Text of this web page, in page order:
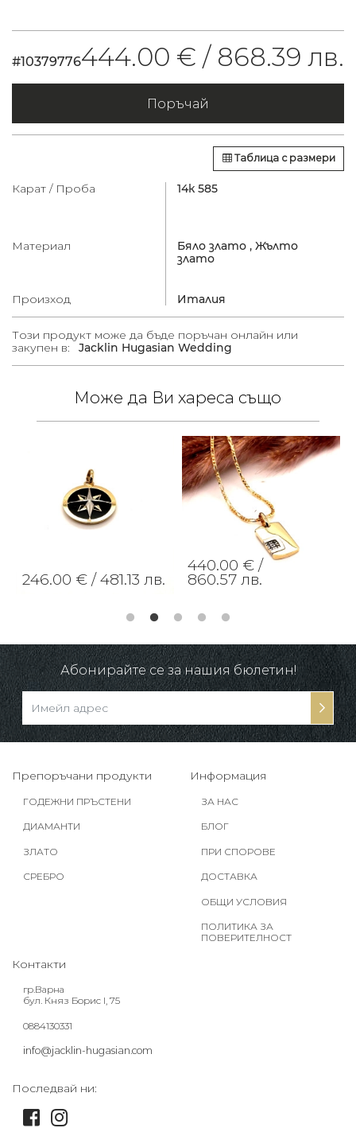
#10379776444.00 € / 868.39 лв.
Поръчай
Таблица с размери
Карат / Проба 14к 585
Материал Бяло злато , Жълто
злато
Произход Италия
Този продукт може да бъде поръчан онлайн или
закупен в:
Jacklin Hugasian Wedding
Може да Ви хареса също
246.00 € / 481.13 лв.
440.00 € /
860.57 лв.
Абонирайте се за нашия бюлетин!
Препоръчани продукти
ГОДЕЖНИ ПРЪСТЕНИ
ДИАМАНТИ
ЗЛАТО
СРЕБРО
Информация
ЗА НАС
БЛОГ
ПРИ СПОРОВЕ
ДОСТАВКА
ОБЩИ УСЛОВИЯ
ПОЛИТИКА ЗА
ПОВЕРИТЕЛНОСТ
Контакти
гр.Варна
бул. Княз Борис I, 75
0884130331
info@jacklin-hugasian.com
Последвай ни: